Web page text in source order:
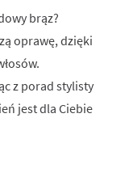
brąz?
oprawę, dzięki
z porad stylisty
jest dla Ciebie